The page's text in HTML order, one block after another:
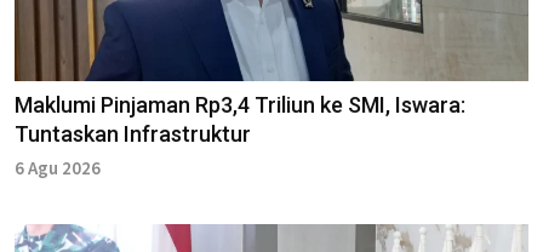
Maklumi Pinjaman Rp3,4 Triliun ke SMI, Iswara:
Tuntaskan Infrastruktur
6 Agu 2026